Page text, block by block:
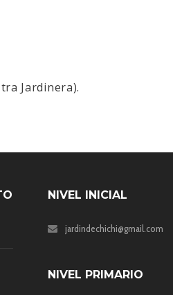
Jardinera).
NIVEL INICIAL
jardindechichi@gmail.com
NIVEL PRIMARIO